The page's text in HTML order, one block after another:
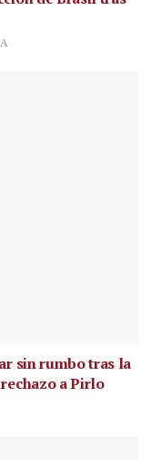
sin rumbo tras la
a Pirlo